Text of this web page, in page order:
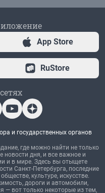
App Store
RuStore
и государственных органов
где можно найти не только
новости дня, и все важное и
и в мире. Здесь вы отыщете
Санкт-Петербурга, последние
культуре, искусстве.
дороги и автомобили,
— вот только некоторые из тем,